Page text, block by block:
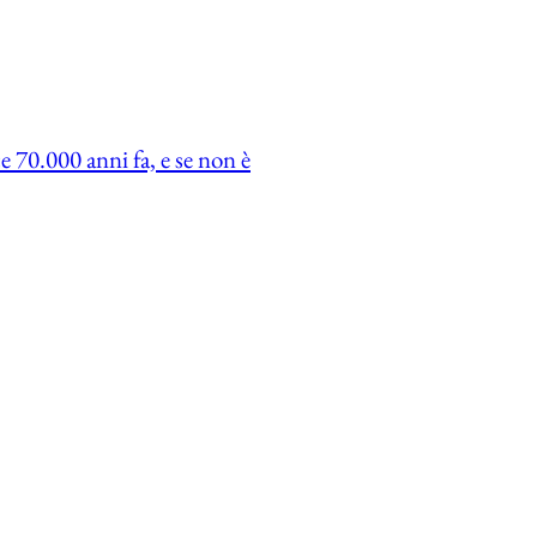
70.000 anni fa, e se non è